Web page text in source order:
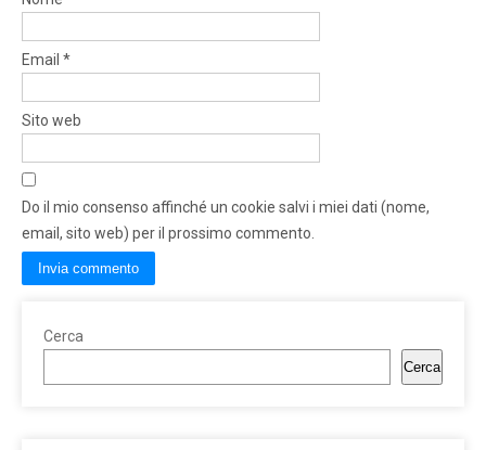
Email *
Sito web
Do il mio consenso affinché un cookie salvi i miei dati (nome,
email, sito web) per il prossimo commento.
Cerca
Cerca